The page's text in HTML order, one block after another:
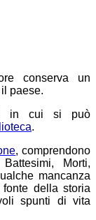
conserva un
paese.
in cui si può
.
, comprendono
Morti,
mancanza
della storia
spunti di vita